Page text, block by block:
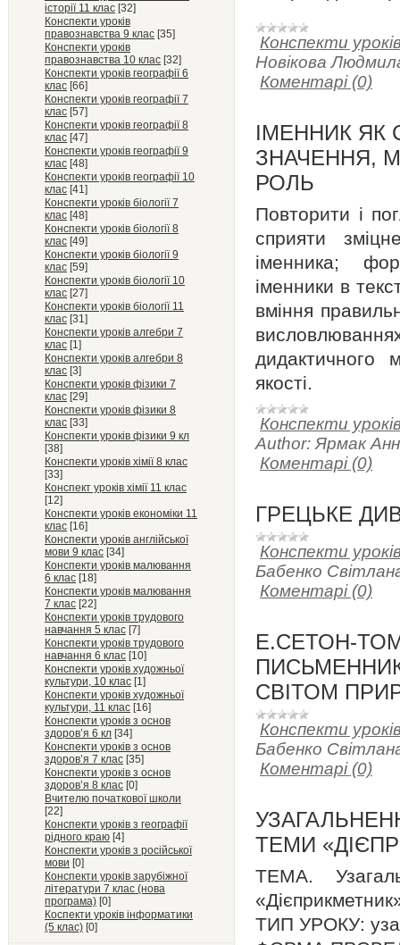
історії 11 клас [32]
Конспекти уроків
правознавства 9 клас [35]
Конспекти уроків
правознавства 10 клас [32]
Конспекти уроків географії 6
клас [66]
Конспекти уроків географії 7
клас [57]
Конспекти уроків географії 8
клас [47]
Конспекти уроків географії 9
клас [48]
Конспекти уроків географії 10
клас [41]
Конспекти уроків біології 7
клас [48]
Конспекти уроків біології 8
клас [49]
Конспекти уроків біології 9
клас [59]
Конспекти уроків біології 10
клас [27]
Конспекти уроків біології 11
клас [31]
Конспекти уроків алгебри 7
клас [1]
Конспекти уроків алгебри 8
клас [3]
Конспекти уроків фізики 7
клас [29]
Конспекти уроків фізики 8
клас [33]
Конспекти уроків фізики 9 кл
[38]
Конспекти уроків хімії 8 клас
[33]
Конспект уроків хімії 11 клас
[12]
Конспекти уроків економіки 11
клас [16]
Конспекти уроків англійської
мови 9 клас [34]
Конспекти уроків малювання
6 клас [18]
Конспекти уроків малювання
7 клас [22]
Конспекти уроків трудового
навчання 5 клас [7]
Конспекти уроків трудового
навчання 6 клас [10]
Конспекти уроків художньої
культури, 10 клас [1]
Конспекти уроків художньої
культури, 11 клас [16]
Конспекти уроків з основ
здоров’я 6 кл [34]
Конспекти уроків з основ
здоров’я 7 клас [35]
Конспекти уроків з основ
здоров’я 8 клас [0]
Вчителю початкової школи
[22]
Конспекти уроків з географії
рідного краю [4]
Конспекти уроків з російської
мови [0]
Конспекти уроків зарубіжної
літератури 7 клас (нова
програма) [0]
Коспекти уроків інформатики
(5 клас) [0]
Конспекти
Новікова
Коментарі (0)
ІМЕННИК ЯК
ЗНАЧЕННЯ,
РОЛЬ
Повторити і
сприяти
іменника;
іменники в
вміння
дидактичного
якості.
Конспекти
Author: Ярмак
Коментарі (0)
ГРЕЦЬКЕ
Конспекти
Бабенко
Коментарі (0)
Е.СЕТОН-
СВІТОМ
Конспекти
Бабенко
Коментарі (0)
ТЕМИ
ТЕМА.
ТИП УРОКУ: